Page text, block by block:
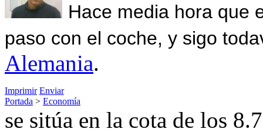
Hace media hora que
paso con el coche, y sigo
Alemania.
Imprimir Enviar
Portada > Economía
se sitúa en la cota de los